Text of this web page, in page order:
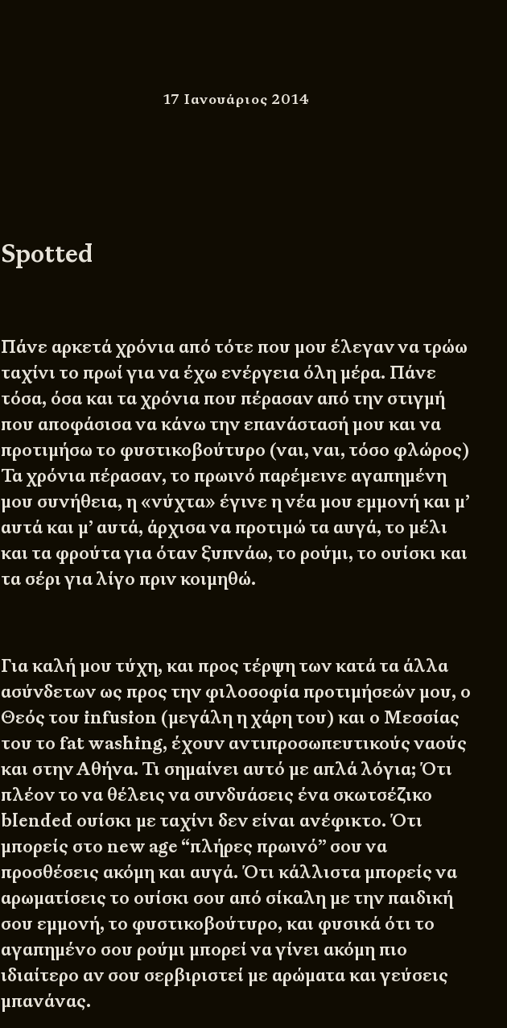
17 Ιανουάριος 2014
Spotted
Πάνε αρκετά χρόνια από τότε που μου έλεγαν να τρώω
ταχίνι το πρωί για να έχω ενέργεια όλη μέρα. Πάνε
τόσα, όσα και τα χρόνια που πέρασαν από την στιγμή
που αποφάσισα να κάνω την επανάστασή μου και να
προτιμήσω το φυστικοβούτυρο (ναι, ναι, τόσο φλώρος)
Τα χρόνια πέρασαν, το πρωινό παρέμεινε αγαπημένη
μου συνήθεια, η «νύχτα» έγινε η νέα μου εμμονή και μ’
αυτά και μ’ αυτά, άρχισα να προτιμώ τα αυγά, το μέλι
και τα φρούτα για όταν ξυπνάω, το ρούμι, το ουίσκι και
τα σέρι για λίγο πριν κοιμηθώ.
Για καλή μου τύχη, και προς τέρψη των κατά τα άλλα
ασύνδετων ως προς την φιλοσοφία προτιμήσεών μου, ο
Θεός του infusion (μεγάλη η χάρη του) και ο Μεσσίας
του το fat washing, έχουν αντιπροσωπευτικούς ναούς
και στην Αθήνα. Τι σημαίνει αυτό με απλά λόγια; Ότι
πλέον το να θέλεις να συνδυάσεις ένα σκωτσέζικο
blended ουίσκι με ταχίνι δεν είναι ανέφικτο. Ότι
μπορείς στο new age “πλήρες πρωινό” σου να
προσθέσεις ακόμη και αυγά. Ότι κάλλιστα μπορείς να
αρωματίσεις το ουίσκι σου από σίκαλη με την παιδική
σου εμμονή, το φυστικοβούτυρο, και φυσικά ότι το
αγαπημένο σου ρούμι μπορεί να γίνει ακόμη πιο
ιδιαίτερο αν σου σερβιριστεί με αρώματα και γεύσεις
μπανάνας.